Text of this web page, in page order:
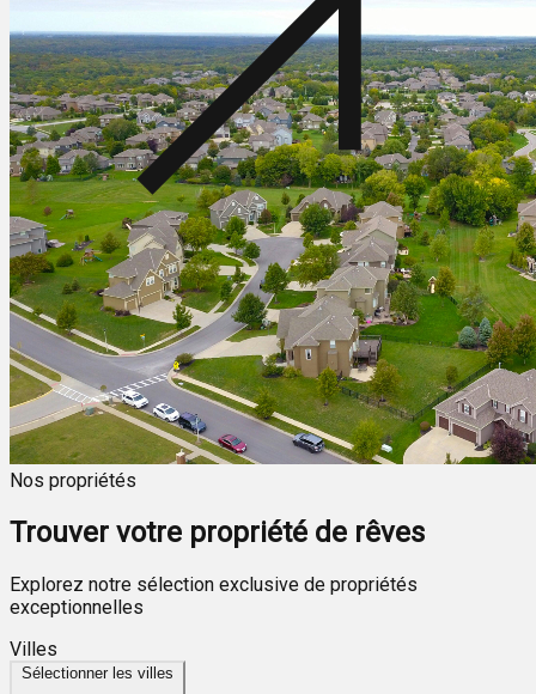
Nos propriétés
Trouver votre propriété de rêves
Explorez notre sélection exclusive de propriétés
exceptionnelles
Villes
Sélectionner les villes